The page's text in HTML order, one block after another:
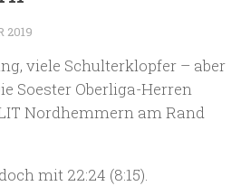
2019
viele Schulterklopfer – aber
Soester Oberliga-Herren
Nordhemmern am Rand
mit 22:24 (8:15).